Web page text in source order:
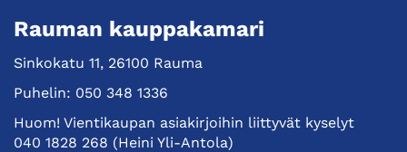
Rauman kauppakamari
Sinkokatu 11, 26100 Rauma
Puhelin: 050 348 1336
Huom! Vientikaupan asiakirjoihin liittyvät kyselyt
040 1828 268 (Heini Yli-Antola)